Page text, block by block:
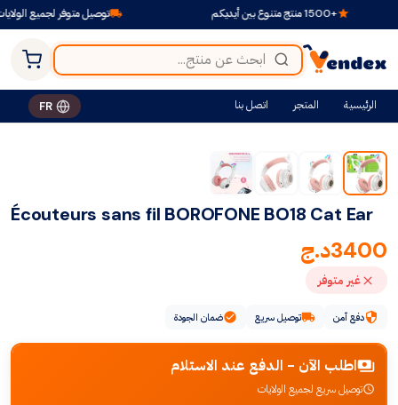
توصيل متوفر لجميع الولايات +1500 منتج متنوع بين أيديكم
الرئيسية المتجر اتصل بنا FR
Écouteurs sans fil BOROFONE BO18 Cat Ear
3400د.ج
غير متوفر
دفع آمن توصيل سريع ضمان الجودة
اطلب الآن - الدفع عند الاستلام
توصيل سريع لجميع الولايات